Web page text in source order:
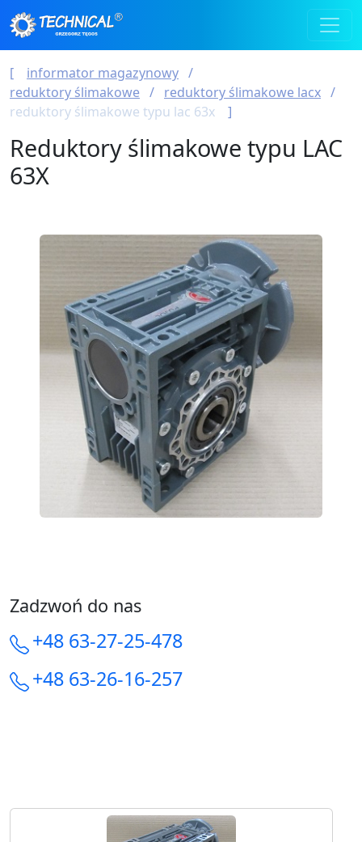
informator magazynowy
reduktory ślimakowe
reduktory ślimakowe lacx
reduktory ślimakowe typu lac 63x
Reduktory ślimakowe typu LAC
63X
Zadzwoń do nas
+48 63-27-25-478
+48 63-26-16-257